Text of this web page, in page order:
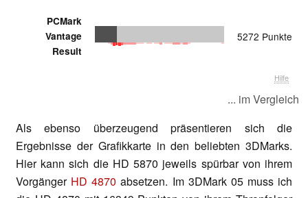
PCMark
Vantage
Result
5272 Punkte
Hilfe
... im Vergleich
Als ebenso überzeugend präsentieren sich die
Ergebnisse der Grafikkarte in den beliebten 3DMarks.
Hier kann sich die HD 5870 jeweils spürbar von ihrem
Vorgänger HD 4870 absetzen. Im 3DMark 05 muss ich